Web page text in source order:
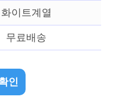
화이트계열
무료배송
인